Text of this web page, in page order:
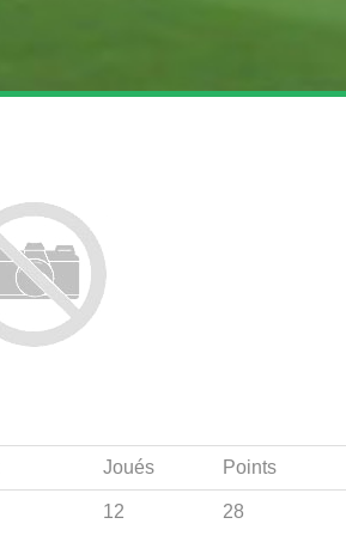
Joués Points
12 28